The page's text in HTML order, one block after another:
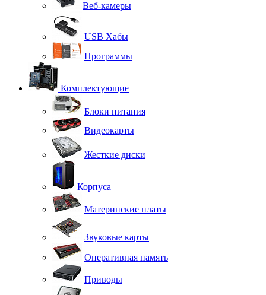
Веб-камеры
USB Хабы
Программы
Комплектующие
Блоки питания
Видеокарты
Жесткие диски
Корпуса
Материнские платы
Звуковые карты
Оперативная память
Приводы